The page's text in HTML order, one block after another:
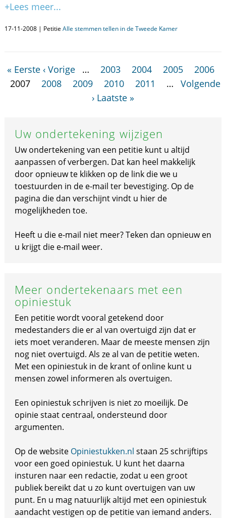
+Lees meer...
17-11-2008 | Petitie Alle stemmen tellen in de Tweede Kamer
« Eerste ‹ Vorige … 2003 2004 2005
2006
2007
2008 2009 2010 2011 …
Volgende
› Laatste »
Uw ondertekening wijzigen
Uw ondertekening van een petitie kunt u altijd
aanpassen of verbergen. Dat kan heel makkelijk
door opnieuw te klikken op de link die we u
toestuurden in de e-mail ter bevestiging. Op de
pagina die dan verschijnt vindt u hier de
mogelijkheden toe.
Heeft u die e-mail niet meer? Teken dan opnieuw en
u krijgt die e-mail weer.
Meer ondertekenaars met een
opiniestuk
Een petitie wordt vooral getekend door
medestanders die er al van overtuigd zijn dat er
iets moet veranderen. Maar de meeste mensen zijn
nog niet overtuigd. Als ze al van de petitie weten.
Met een opiniestuk in de krant of online kunt u
mensen zowel informeren als overtuigen.
Een opiniestuk schrijven is niet zo moeilijk. De
opinie staat centraal, ondersteund door
argumenten.
Op de website Opiniestukken.nl staan 25 schrijftips
voor een goed opiniestuk. U kunt het daarna
insturen naar een redactie, zodat u een groot
publiek bereikt dat u zo kunt overtuigen van uw
punt. En u mag natuurlijk altijd met een opiniestuk
aandacht vestigen op de petitie van iemand anders.